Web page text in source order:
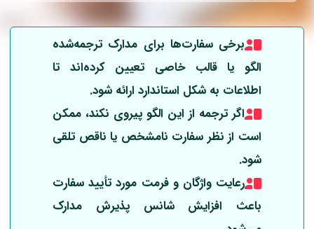
برخی سفارت‌ها برای مدارک ترجمه‌شده
الگو یا قالب خاصی تعیین کرده‌اند تا
اطلاعات به شکل استاندارد ارائه شود.
اگر ترجمه از این الگو پیروی نکند، ممکن
است از نظر سفارت نامشخص یا ناقص تلقی
شود.
رعایت واژگان و فرمت مورد تأیید سفارت
باعث افزایش شانس پذیرش مدارک